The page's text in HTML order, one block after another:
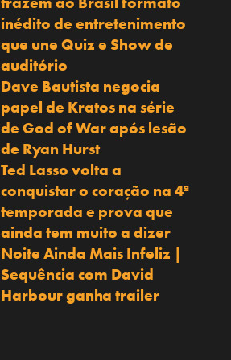
inédito de entretenimento
que une Quiz e Show de
auditório
Dave Bautista negocia
papel de Kratos na série
de God of War após lesão
de Ryan Hurst
Ted Lasso volta a
conquistar o coração na 4ª
temporada e prova que
ainda tem muito a dizer
Noite Ainda Mais Infeliz |
Sequência com David
Harbour ganha trailer